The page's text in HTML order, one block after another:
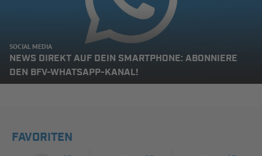
SOCIAL MEDIA
NEWS DIREKT AUF DEIN SMARTPHONE: ABONNIERE
DEN BFV-WHATSAPP-KANAL!
FAVORITEN